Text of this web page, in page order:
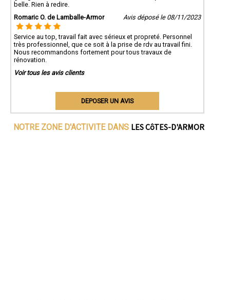
belle. Rien à redire.
Romaric O. de Lamballe-Armor
Avis déposé le 08/11/2023
Service au top, travail fait avec sérieux et propreté. Personnel
très professionnel, que ce soit à la prise de rdv au travail fini.
Nous recommandons fortement pour tous travaux de
rénovation.
Voir tous les avis clients
DEPOSER UN AVIS
NOTRE ZONE D'ACTIVITE DANS LES CôTES-D'ARMOR